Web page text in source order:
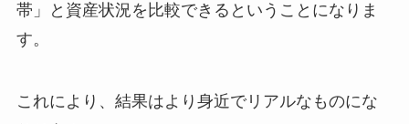
帯」と資産状況を比較できるということになりま
す。
これにより、結果はより身近でリアルなものにな